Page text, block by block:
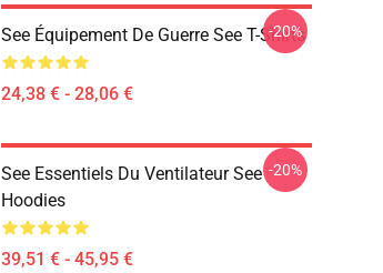
See Équipement De Guerre See T-Shirts
24,38 € - 28,06 €
-20%
See Essentiels Du Ventilateur See
Hoodies
39,51 € - 45,95 €
-20%